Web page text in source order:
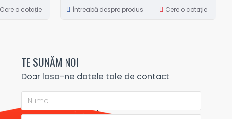
Cere o cotație Întreabă despre produs Cere o cotație
TE SUNĂM NOI
Doar lasa-ne datele tale de contact